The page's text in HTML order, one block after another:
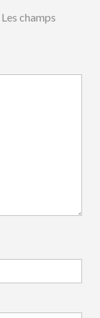
Les champs